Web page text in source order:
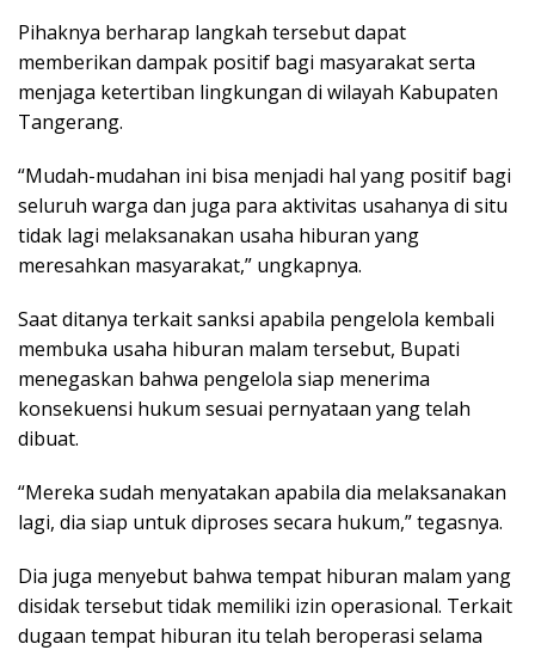
Pihaknya berharap langkah tersebut dapat
memberikan dampak positif bagi masyarakat serta
menjaga ketertiban lingkungan di wilayah Kabupaten
Tangerang.
“Mudah-mudahan ini bisa menjadi hal yang positif bagi
seluruh warga dan juga para aktivitas usahanya di situ
tidak lagi melaksanakan usaha hiburan yang
meresahkan masyarakat,” ungkapnya.
Saat ditanya terkait sanksi apabila pengelola kembali
membuka usaha hiburan malam tersebut, Bupati
menegaskan bahwa pengelola siap menerima
konsekuensi hukum sesuai pernyataan yang telah
dibuat.
“Mereka sudah menyatakan apabila dia melaksanakan
lagi, dia siap untuk diproses secara hukum,” tegasnya.
Dia juga menyebut bahwa tempat hiburan malam yang
disidak tersebut tidak memiliki izin operasional. Terkait
dugaan tempat hiburan itu telah beroperasi selama